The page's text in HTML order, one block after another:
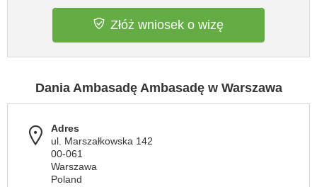
Złóż wniosek o wizę
Dania Ambasadę Ambasadę w Warszawa
Adres
ul. Marszałkowska 142
00-061
Warszawa
Poland